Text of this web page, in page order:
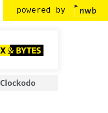
powered by
Clockodo